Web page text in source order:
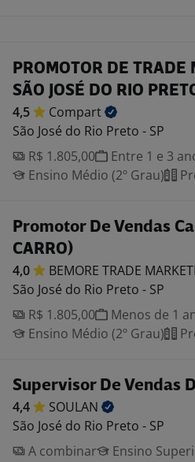
PROMOTOR DE TRADE
SÃO JOSÉ DO RIO
4,5
Compart
São José do Rio Preto - SP
R$ 1.805,00
Entre 1 e 3
Ensino Médio (2º Grau)
Promotor De Vendas
CARRO)
4,0 BEMORE TRADE
São José do Rio Preto - SP
R$ 1.805,00
Menos de 1
Ensino Médio (2º Grau)
Supervisor De Vendas
4,4
SOULAN
São José do Rio Preto - SP
A combinar
Ensino